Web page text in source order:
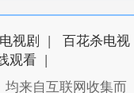
视剧
百花杀电视
观看
均来自互联网收集而